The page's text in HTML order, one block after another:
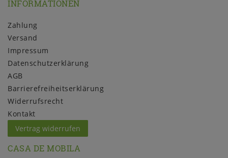
INFORMATIONEN
Zahlung
Versand
Impressum
Daten­schutz­erklärung
AGB
Barrierefreiheitserklärung
Widerrufs­recht
Kontakt
Vertrag widerrufen
CASA DE MOBILA